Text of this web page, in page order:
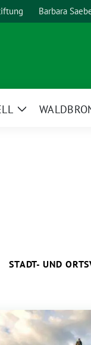
Barbara
Zeige
STADT- UND